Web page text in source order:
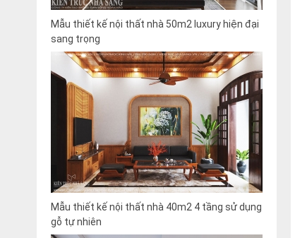
Mẫu thiết kế nội thất nhà 50m2 luxury hiện đại
sang trọng
Mẫu thiết kế nội thất nhà 40m2 4 tầng sử dụng
gỗ tự nhiên